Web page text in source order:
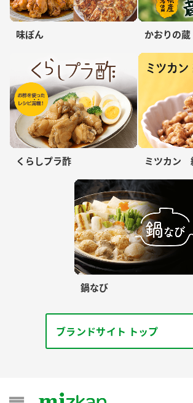
味ぽん かおりの蔵
くらしプラ酢 ミツカン
鍋なび
ブランドサイト トップ